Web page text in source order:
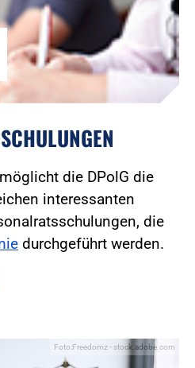
die DPolG die
interessanten
die
durchgeführt werden.
Foto:Freedomz - stock.adobe.com